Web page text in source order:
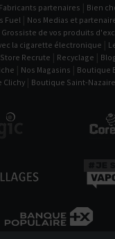
Fabricants partenaires | Bien
Fuel | Nos Medias et
: Grossiste de vos produits
la cigarette électronique |
Store Recrute | Recyclage |
| Nos Magasins | Boutique
Clichy | Boutique Saint-Nazaire